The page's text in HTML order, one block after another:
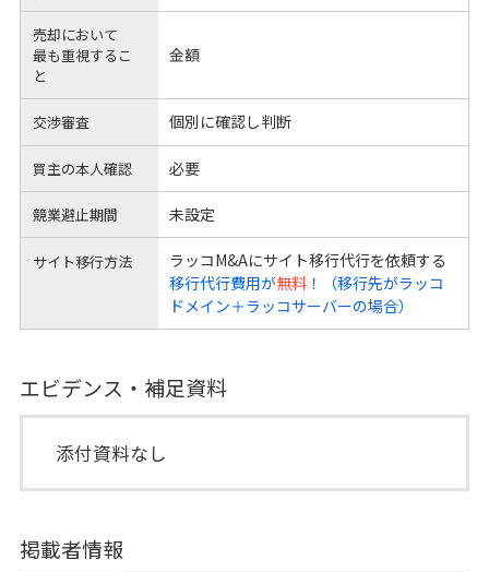
売却において
最も重視するこ
と
金額
交渉審査 個別に確認し判断
買主の本人確認 必要
競業避止期間 未設定
サイト移行方法
ラッコM&Aにサイト移行代行を依頼する
移行代行費用が無料！（移行先がラッコ
ドメイン＋ラッコサーバーの場合）
エビデンス・補足資料
添付資料なし
掲載者情報